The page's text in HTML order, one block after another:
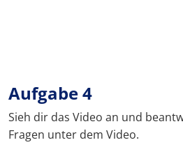
Aufgabe 4
Sieh dir das Video an und
Fragen unter dem Video.